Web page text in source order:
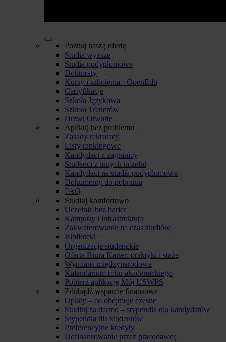
Poznaj naszą ofertę
Studia wyższe
Studia podyplomowe
Doktoraty
Kursy i szkolenia - OpenEdu
Certyfikacje
Szkoła Językowa
Szkoła Trenerów
Drzwi Otwarte
Aplikuj bez problemu
Zasady rekrutacji
Listy rankingowe
Kandydaci z zagranicy
Studenci z innych uczelni
Kandydaci na studia podyplomowe
Dokumenty do pobrania
FAQ
Studiuj komfortowo
Uczelnia bez barier
Kampusy i infrastruktura
Zakwaterowanie na czas studiów
Biblioteki
Organizacje studenckie
Oferta Biura Karier: praktyki i staże
Wymiana międzynarodowa
Kalendarium roku akademickiego
Pobierz aplikację Mój USWPS
Zdobądź wsparcie finansowe
Opłaty – co obejmuje czesne
Studiuj za darmo – stypendia dla kandydatów
Stypendia dla studentów
Preferencyjne kredyty
Dofinansowanie przez pracodawcę